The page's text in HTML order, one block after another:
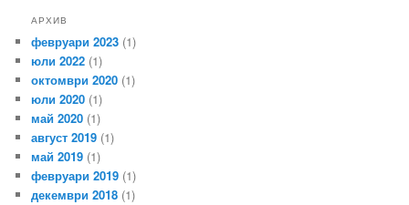
АРХИВ
февруари 2023 (1)
юли 2022 (1)
октомври 2020 (1)
юли 2020 (1)
май 2020 (1)
август 2019 (1)
май 2019 (1)
февруари 2019 (1)
декември 2018 (1)